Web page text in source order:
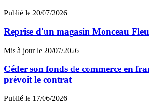
Publié le 20/07/2026
Reprise d'un magasin Monceau
Mis à jour le 20/07/2026
Céder son fonds de commerce en
prévoit le contrat
Publié le 17/06/2026